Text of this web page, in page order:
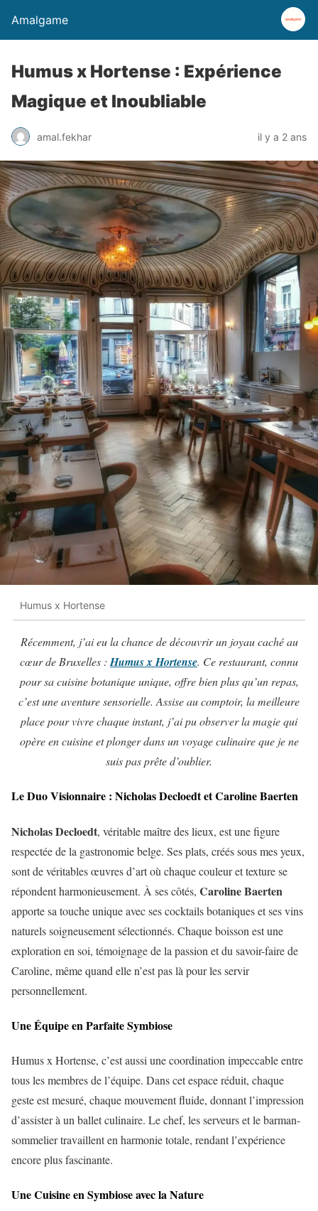
Amalgame
Humus x Hortense : Expérience
Magique et Inoubliable
amal.fekhar il y a 2 ans
Humus x Hortense
Récemment, j’ai eu la chance de découvrir un joyau caché au
cœur de Bruxelles : Humus x Hortense. Ce restaurant, connu
pour sa cuisine botanique unique, offre bien plus qu’un repas,
c’est une aventure sensorielle. Assise au comptoir, la meilleure
place pour vivre chaque instant, j’ai pu observer la magie qui
opère en cuisine et plonger dans un voyage culinaire que je ne
suis pas prête d’oublier.
Le Duo Visionnaire : Nicholas Decloedt et Caroline Baerten
Nicholas Decloedt, véritable maître des lieux, est une figure
respectée de la gastronomie belge. Ses plats, créés sous mes yeux,
sont de véritables œuvres d’art où chaque couleur et texture se
répondent harmonieusement. À ses côtés, Caroline Baerten
apporte sa touche unique avec ses cocktails botaniques et ses vins
naturels soigneusement sélectionnés. Chaque boisson est une
exploration en soi, témoignage de la passion et du savoir-faire de
Caroline, même quand elle n’est pas là pour les servir
personnellement.
Une Équipe en Parfaite Symbiose
Humus x Hortense, c’est aussi une coordination impeccable entre
tous les membres de l’équipe. Dans cet espace réduit, chaque
geste est mesuré, chaque mouvement fluide, donnant l’impression
d’assister à un ballet culinaire. Le chef, les serveurs et le barman-
sommelier travaillent en harmonie totale, rendant l’expérience
encore plus fascinante.
Une Cuisine en Symbiose avec la Nature